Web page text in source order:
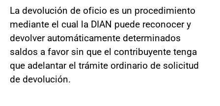
La devolución de oficio es un procedimiento
mediante el cual la DIAN puede reconocer y
devolver automáticamente determinados
saldos a favor sin que el contribuyente tenga
que adelantar el trámite ordinario de solicitud
de devolución.